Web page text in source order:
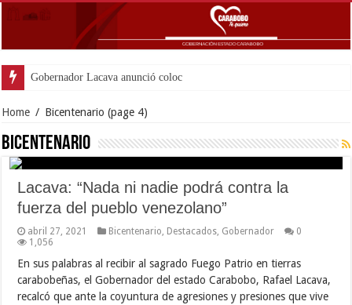
Gobernador Lacava anunció colocación d
Home / Bicentenario (page 4)
Bicentenario
Lacava: “Nada ni nadie podrá contra la
fuerza del pueblo venezolano”
abril 27, 2021 Bicentenario Destacados Gobernador
0
1,056
En sus palabras al recibir al sagrado Fuego Patrio en tierras
carabobeñas, el Gobernador del estado Carabobo, Rafael Lacava,
recalcó que ante la coyuntura de agresiones y presiones que vive